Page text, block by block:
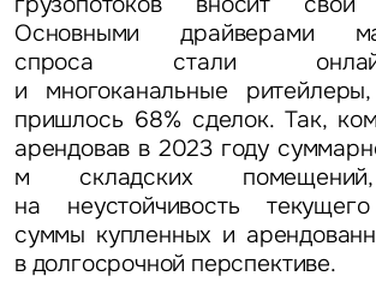
Основными драйверами
спроса стали онлайн-
и многоканальные
пришлось 68% сделок. Так,
арендовав в 2023 году
м складских
на неустойчивость
суммы купленных и
в долгосрочной перспективе.
Задайте свой
Вопрос
Это обязательное поле
Это обязательное поле